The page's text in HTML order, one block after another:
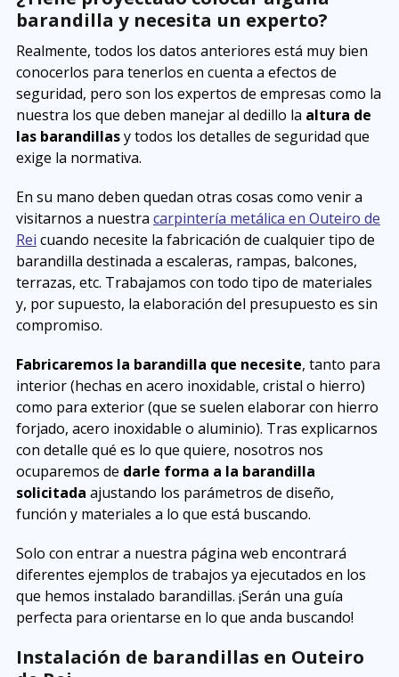
barandilla y necesita un experto?
Realmente, todos los datos anteriores está muy bien
conocerlos para tenerlos en cuenta a efectos de
seguridad, pero son los expertos de empresas como la
nuestra los que deben manejar al dedillo la altura de
las barandillasy todos los detalles de seguridad que
exige la normativa.
En su mano deben quedan otras cosas como venir a
visitarnos a nuestra carpintería metálica en Outeiro de
Rei cuando necesite la fabricación de cualquier tipo de
barandilla destinada a escaleras, rampas, balcones,
terrazas, etc. Trabajamos con todo tipo de materiales
y, por supuesto, la elaboración del presupuesto es sin
compromiso.
Fabricaremos la barandilla que necesite, tanto para
interior (hechas en acero inoxidable, cristal o hierro)
como para exterior (que se suelen elaborar con hierro
forjado, acero inoxidable o aluminio). Tras explicarnos
con detalle qué es lo que quiere, nosotros nos
ocuparemos de darle forma a la barandilla
solicitada ajustando los parámetros de diseño,
función y materiales a lo que está buscando.
Solo con entrar a nuestra página web encontrará
diferentes ejemplos de trabajos ya ejecutados en los
que hemos instalado barandillas. ¡Serán una guía
perfecta para orientarse en lo que anda buscando!
Instalación de barandillas en Outeiro